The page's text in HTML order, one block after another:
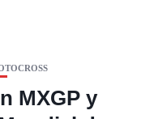
MXGP y